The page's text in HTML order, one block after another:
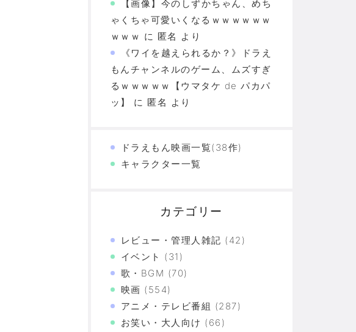
【画像】今のしずかちゃん、めち
ゃくちゃ可愛いくなるｗｗｗｗｗｗ
ｗｗｗ に 匿名 より
《ワイを越えられるか？》ドラえ
もんチャンネルのゲーム、ムズすぎ
るｗｗｗｗｗ【ウマタケ de パカパ
ッ】
に 匿名 より
ドラえもん映画一覧(38作)
キャラクター一覧
カテゴリー
レビュー・管理人雑記 (42)
イベント (31)
歌・BGM (70)
映画 (554)
アニメ・テレビ番組 (287)
お笑い・大人向け (66)